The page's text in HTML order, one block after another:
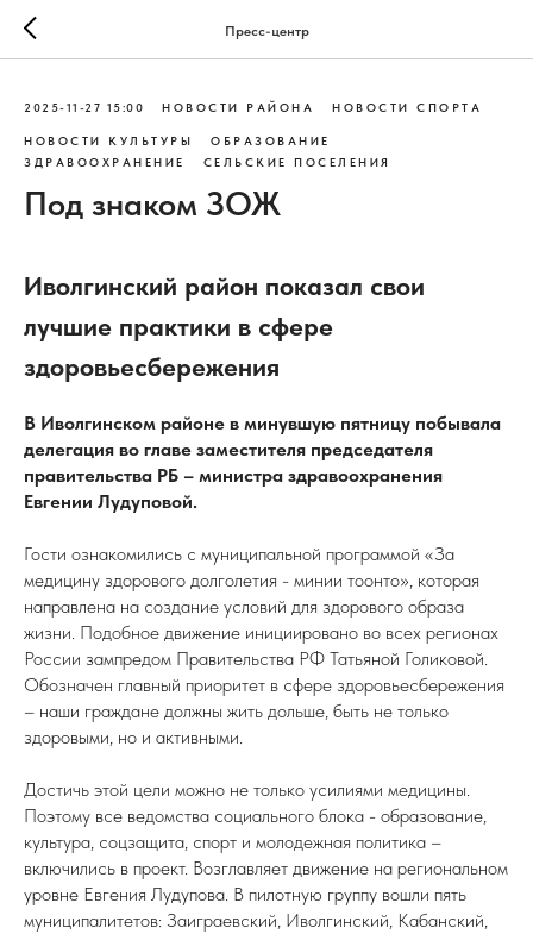
Пресс-центр
2025-11-27 15:00 НОВОСТИ РАЙОНА НОВОСТИ СПОРТА
НОВОСТИ КУЛЬТУРЫ
ОБРАЗОВАНИЕ
ЗДРАВООХРАНЕНИЕ
СЕЛЬСКИЕ ПОСЕЛЕНИЯ
Под знаком ЗОЖ
Иволгинский район показал свои
лучшие практики в сфере
здоровьесбережения
В Иволгинском районе в минувшую пятницу побывала
делегация во главе заместителя председателя
правительства РБ – министра здравоохранения
Евгении Лудуповой.
Гости ознакомились с муниципальной программой «За
медицину здорового долголетия - минии тоонто», которая
направлена на создание условий для здорового образа
жизни. Подобное движение инициировано во всех регионах
России зампредом Правительства РФ Татьяной Голиковой.
Обозначен главный приоритет в сфере здоровьесбережения
– наши граждане должны жить дольше, быть не только
здоровыми, но и активными.
Достичь этой цели можно не только усилиями медицины.
Поэтому все ведомства социального блока - образование,
культура, соцзащита, спорт и молодежная политика –
включились в проект. Возглавляет движение на региональном
уровне Евгения Лудупова. В пилотную группу вошли пять
муниципалитетов: Заиграевский, Иволгинский, Кабанский,